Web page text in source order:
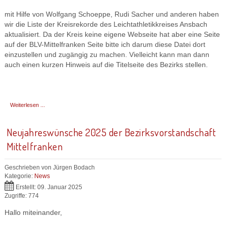
mit Hilfe von Wolfgang Schoeppe, Rudi Sacher und anderen haben
wir die Liste der Kreisrekorde des Leichtathletikkreises Ansbach
aktualisiert. Da der Kreis keine eigene Webseite hat aber eine Seite
auf der BLV-Mittelfranken Seite bitte ich darum diese Datei dort
einzustellen und zugängig zu machen. Vielleicht kann man dann
auch einen kurzen Hinweis auf die Titelseite des Bezirks stellen.
Weiterlesen ...
Neujahreswünsche 2025 der Bezirksvorstandschaft
Mittelfranken
Geschrieben von Jürgen Bodach
Kategorie: News
Erstellt: 09. Januar 2025
Zugriffe: 774
Hallo miteinander,